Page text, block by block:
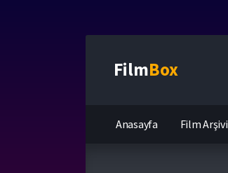
FilmBox
Anasayfa Film Arşivi